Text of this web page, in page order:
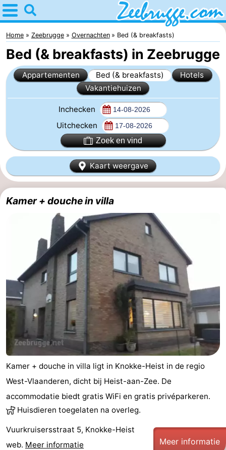
Home
Zeebrugge
Tips
Voor
Appartementen
Holiday
-
Blankenberge
breakfasts)
Vakantiehuizen
Beachside
Last
minutes
Strand
Zien
&Bezienswaardigheden
Musea
-
Molens
Attracties
Home Zeebrugge Overnachten Bed (& breakfasts)
Bed (& breakfasts) in Zeebrugge
Appartementen Bed (& breakfasts)
Hotels
Vakantiehuizen
Inchecken
Uitchecken
Zoek en vind
Kaart weergave
Kamer + douche in villa
Kamer + douche in villa ligt in Knokke-Heist in de regio
West-Vlaanderen, dicht bij Heist-aan-Zee. De
accommodatie biedt gratis WiFi en gratis privéparkeren.
Huisdieren toegelaten na overleg.
Vuurkruisersstraat 5, Knokke-Heist
web. Meer informatie Meer informatie